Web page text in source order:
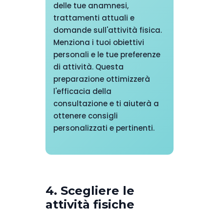
delle tue anamnesi,
trattamenti attuali e
domande sull'attività fisica.
Menziona i tuoi obiettivi
personali e le tue preferenze
di attività. Questa
preparazione ottimizzerà
l'efficacia della
consultazione e ti aiuterà a
ottenere consigli
personalizzati e pertinenti.
4. Scegliere le
attività fisiche